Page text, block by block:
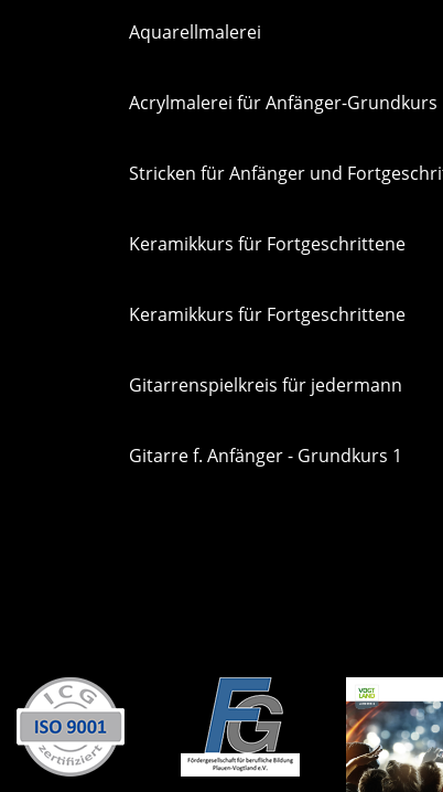
Aquarellmalerei
Acrylmalerei für Anfänger-Grundkurs
Stricken für Anfänger und
Keramikkurs für Fortgeschrittene
Keramikkurs für Fortgeschrittene
Gitarrenspielkreis für jedermann
Gitarre f. Anfänger - Grundkurs 1